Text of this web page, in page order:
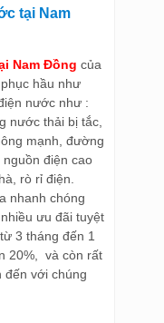
tại Nam
Nam Đồng của
hầu như
nước như :
nước thải bị tắc,
mạnh, đường
điện cao
rò rỉ điện.
nhanh chóng
ưu đãi tuyệt
3 tháng đến 1
20%, và còn rất
đến với chúng